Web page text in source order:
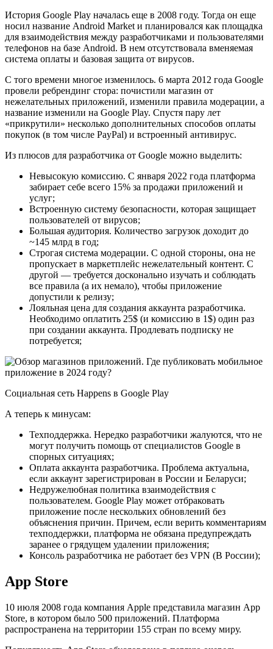
История Google Play началась еще в 2008 году. Тогда он еще
носил название Android Market и планировался как площадка
для взаимодействия между разработчиками и пользователями
телефонов на базе Android. В нем отсутствовала вменяемая
система оплаты и базовая защита от вирусов.
С того времени многое изменилось. 6 марта 2012 года Google
провели ребрендинг стора: почистили магазин от
нежелательных приложений, изменили правила модерации, а
название изменили на Google Play. Спустя пару лет
«прикрутили» несколько дополнительных способов оплаты
покупок (в том числе PayPal) и встроенный антивирус.
Из плюсов для разработчика от Google можно выделить:
Невысокую комиссию. С января 2022 года платформа
забирает себе всего 15% за продажи приложений и
услуг;
Встроенную систему безопасности, которая защищает
пользователей от вирусов;
Большая аудитория. Количество загрузок доходит до
~145 млрд в год;
Строгая система модерации. С одной стороны, она не
пропускает в маркетплейс нежелательный контент. С
другой — требуется досконально изучать и соблюдать
все правила (а их немало), чтобы приложение
допустили к релизу;
Лояльная цена для создания аккаунта разработчика.
Необходимо оплатить 25$ (и комиссию в 1$) один раз
при создании аккаунта. Продлевать подписку не
потребуется;
Социальная сеть Happens в Google Play
А теперь к минусам:
Техподдержка. Нередко разработчики жалуются, что не
могут получить помощь от специалистов Google в
спорных ситуациях;
Оплата аккаунта разработчика. Проблема актуальна,
если аккаунт зарегистрирован в России и Беларуси;
Недружелюбная политика взаимодействия с
пользователем. Google Play может отбраковать
приложение после нескольких обновлений без
объяснения причин. Причем, если верить комментариям
техподдержки, платформа не обязана предупреждать
заранее о грядущем удалении приложения;
Консоль разработчика не работает без VPN (В России);
App Store
10 июля 2008 года компания Apple представила магазин App
Store, в котором было 500 приложений. Платформа
распространена на территории 155 стран по всему миру.